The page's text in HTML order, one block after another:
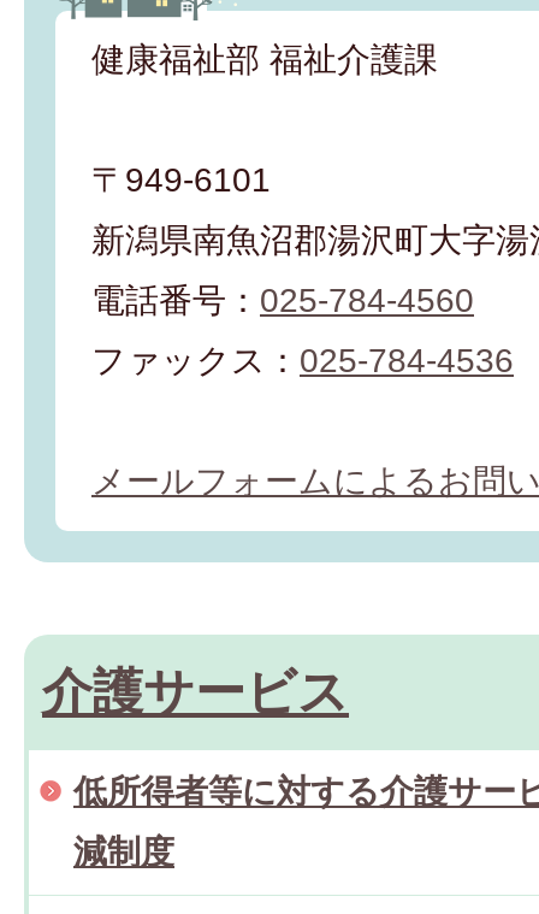
健康福祉部 福祉介護課
〒949-6101
新潟県南魚沼郡湯沢町大字
電話番号： 025-784-4560
ファックス： 025-784-4536
メールフォームによるお問
介護サービス
低所得者等に対する介護サー
減制度